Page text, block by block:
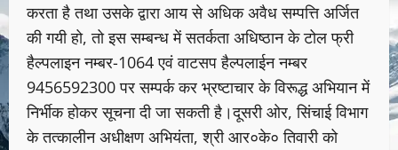
करता है तथा उसके द्वारा आय से अधिक अवैध सम्पत्ति अर्जित
की गयी हो, तो इस सम्बन्ध में सतर्कता अधिष्ठान के टोल फ्री
हैल्पलाइन नम्बर-1064 एवं वाटसप हैल्पलाईन नम्बर
9456592300 पर सम्पर्क कर भ्रष्टाचार के विरूद्ध अभियान में
निर्भीक होकर सूचना दी जा सकती है।दूसरी ओर, सिंचाई विभाग
के तत्कालीन अधीक्षण अभियंता, श्री आर०के० तिवारी को